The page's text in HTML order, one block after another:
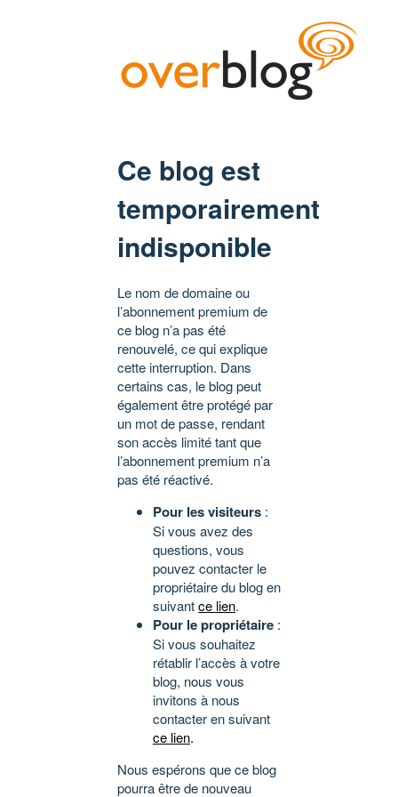
Ce blog est
temporairement
indisponible
Le nom de domaine ou
l’abonnement premium de
ce blog n’a pas été
renouvelé, ce qui explique
cette interruption. Dans
certains cas, le blog peut
également être protégé par
un mot de passe, rendant
son accès limité tant que
l’abonnement premium n’a
pas été réactivé.
Pour les visiteurs :
Si vous avez des
questions, vous
pouvez contacter le
propriétaire du blog en
suivantce lien.
Pour le propriétaire :
Si vous souhaitez
rétablir l’accès à votre
blog, nous vous
invitons à nous
contacter en suivant
ce lien.
Nous espérons que ce blog
pourra être de nouveau